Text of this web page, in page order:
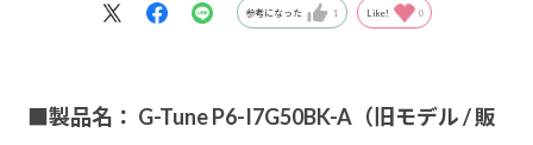
ネットで買うことに最初は抵抗があったのですが流石にそ
参考になった 1 Like! 0
■製品名： G-Tune P6-I7G50BK-A（旧モデル / 販